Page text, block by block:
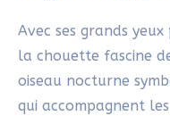
Avec ses grands
la chouette fascine
oiseau nocturne
qui accompagnent